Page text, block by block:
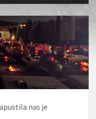
nas je